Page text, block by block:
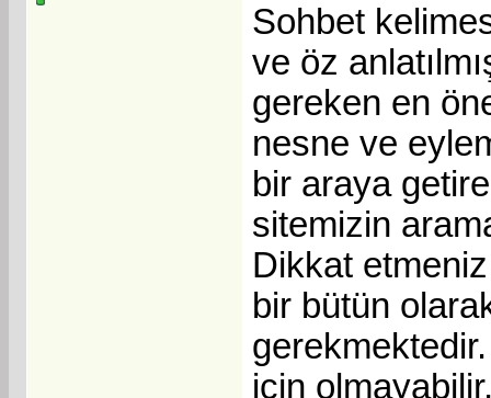
Sohbet
ve öz
gereken en
nesne ve
bir araya
sitemizin
Dikkat
bir bütün
için